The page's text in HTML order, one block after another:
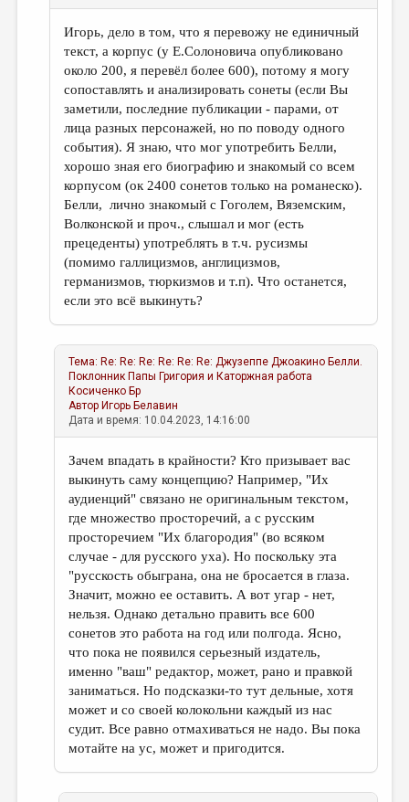
Игорь, дело в том, что я перевожу не единичный
текст, а корпус (у Е.Солоновича опубликовано
около 200, я перевёл более 600), потому я могу
сопоставлять и анализировать сонеты (если Вы
заметили, последние публикации - парами, от
лица разных персонажей, но по поводу одного
события). Я знаю, что мог употребить Белли,
хорошо зная его биографию и знакомый со всем
корпусом (ок 2400 сонетов только на романеско).
Белли, лично знакомый с Гоголем, Вяземским,
Волконской и проч., слышал и мог (есть
прецеденты) употреблять в т.ч. русизмы
(помимо галлицизмов, англицизмов,
германизмов, тюркизмов и т.п). Что останется,
если это всё выкинуть?
Тема: Re: Re: Re: Re: Re: Re: Джузеппе Джоакино Белли.
Поклонник Папы Григория и Каторжная работа
Косиченко Бр
Автор Игорь Белавин
Дата и время: 10.04.2023, 14:16:00
Зачем впадать в крайности? Кто призывает вас
выкинуть саму концепцию? Например, "Их
аудиенций" связано не оригинальным текстом,
где множество просторечий, а с русским
просторечием "Их благородия" (во всяком
случае - для русского уха). Но поскольку эта
"русскость обыграна, она не бросается в глаза.
Значит, можно ее оставить. А вот угар - нет,
нельзя. Однако детально править все 600
сонетов это работа на год или полгода. Ясно,
что пока не появился серьезный издатель,
именно "ваш" редактор, может, рано и правкой
заниматься. Но подсказки-то тут дельные, хотя
может и со своей колокольни каждый из нас
судит. Все равно отмахиваться не надо. Вы пока
мотайте на ус, может и пригодится.